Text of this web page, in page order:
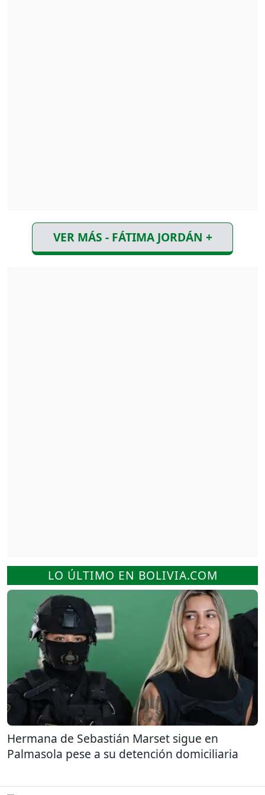
VER MÁS - FÁTIMA JORDÁN +
LO ÚLTIMO EN BOLIVIA.COM
Hermana de Sebastián Marset sigue en
Palmasola pese a su detención domiciliaria